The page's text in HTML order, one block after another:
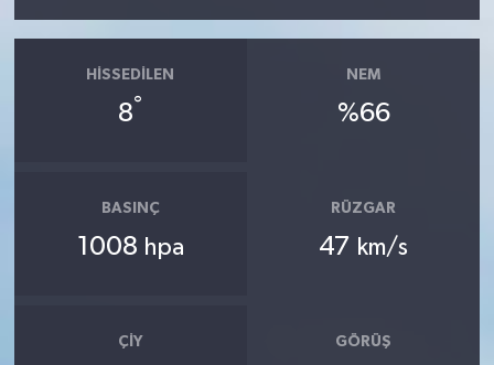
HISSEDILEN
8°
NEM
%66
BASINÇ
1008 hpa
RÜZGAR
47 km/s
ÇIY GÖRÜŞ